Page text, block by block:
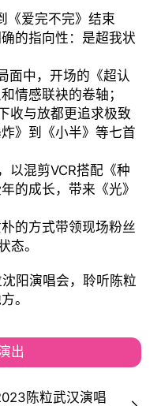
《爱完不完》结束
的指向性：是超我状
面中，开场的《超认
情感联袂的卷轴；
收与放都更追求极致
》到《小半》等七首
以混剪VCR搭配《种
的成长，带来《光》
的方式带领现场粉丝
态。
阳演唱会，聆听陈粒
。
出
陈粒武汉演唱